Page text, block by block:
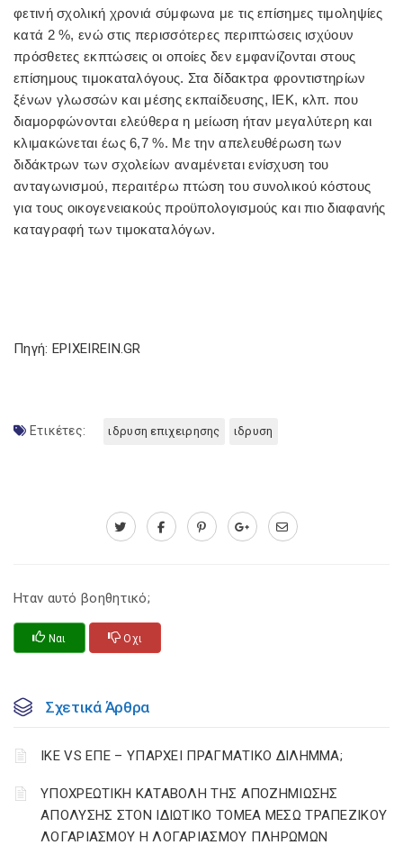
φετινή σχολική χρονιά σύμφωνα με τις επίσημες τιμοληψίες
κατά 2 %, ενώ στις περισσότερες περιπτώσεις ισχύουν
πρόσθετες εκπτώσεις οι οποίες δεν εμφανίζονται στους
επίσημους τιμοκαταλόγους. Στα δίδακτρα φροντιστηρίων
ξένων γλωσσών και μέσης εκπαίδευσης, ΙΕΚ, κλπ. που
διαμορφώνονται ελεύθερα η μείωση ήταν μεγαλύτερη και
κλιμακώνεται έως 6,7 %. Με την απελευθέρωση των
διδάκτρων των σχολείων αναμένεται ενίσχυση του
ανταγωνισμού, περαιτέρω πτώση του συνολικού κόστους
για τους οικογενειακούς προϋπολογισμούς και πιο διαφανής
καταγραφή των τιμοκαταλόγων.
Πηγή: EPIXEIREIN.GR
Ετικέτες: ιδρυση επιχειρησης ιδρυση
Ηταν αυτό βοηθητικό;
Ναι Οχι
Σχετικά Άρθρα
ΙΚΕ VS ΕΠΕ – ΥΠΑΡΧΕΙ ΠΡΑΓΜΑΤΙΚΟ ΔΙΛΗΜΜΑ;
YΠΟΧΡΕΩΤΙΚΗ ΚΑΤΑΒΟΛΗ ΤΗΣ ΑΠΟΖΗΜΙΩΣΗΣ
ΑΠΟΛΥΣΗΣ ΣΤΟΝ ΙΔΙΩΤΙΚΟ ΤΟΜΕΑ ΜΕΣΩ ΤΡΑΠΕΖΙΚΟΥ
ΛΟΓΑΡΙΑΣΜΟΥ Η ΛΟΓΑΡΙΑΣΜΟΥ ΠΛΗΡΩΜΩΝ